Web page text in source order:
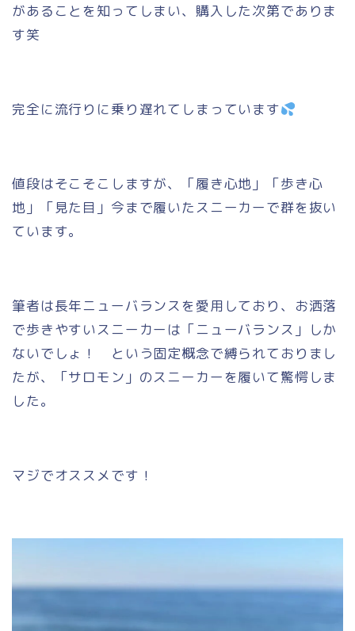
があることを知ってしまい、購入した次第でありま
す笑
完全に流行りに乗り遅れてしまっています
値段はそこそこしますが、「履き心地」「歩き心
地」「見た目」今まで履いたスニーカーで群を抜い
ています。
筆者は長年ニューバランスを愛用しており、お洒落
で歩きやすいスニーカーは「ニューバランス」しか
ないでしょ！ という固定概念で縛られておりまし
たが、「サロモン」のスニーカーを履いて驚愕しま
した。
マジでオススメです！